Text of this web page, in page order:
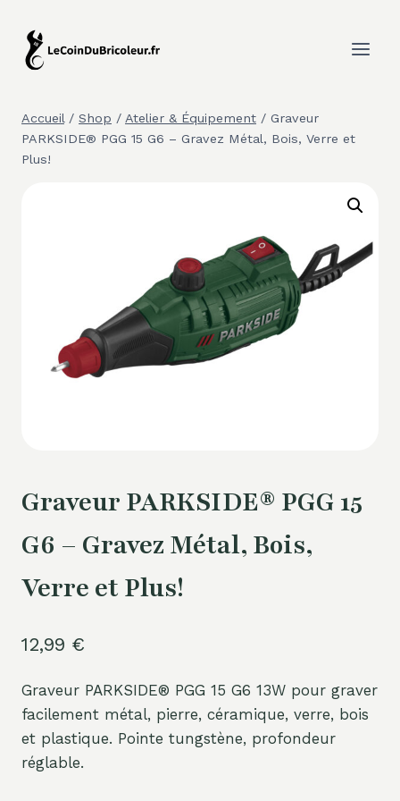
contenu
Accueil / Shop / Atelier & Équipement / Graveur
PARKSIDE® PGG 15 G6 – Gravez Métal, Bois, Verre et
Plus!
Graveur PARKSIDE® PGG 15
G6 – Gravez Métal, Bois,
Verre et Plus!
12,99 €
Graveur PARKSIDE® PGG 15 G6 13W pour graver
facilement métal, pierre, céramique, verre, bois
et plastique. Pointe tungstène, profondeur
réglable.